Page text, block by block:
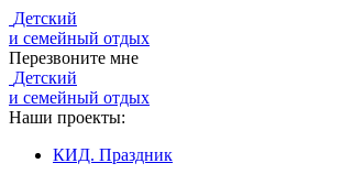
Детский
и семейный отдых
Перезвоните мне
Детский
и семейный отдых
Наши проекты:
КИД. Праздник